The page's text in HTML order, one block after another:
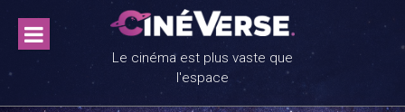
content
Le cinéma est plus vaste que
l'espace